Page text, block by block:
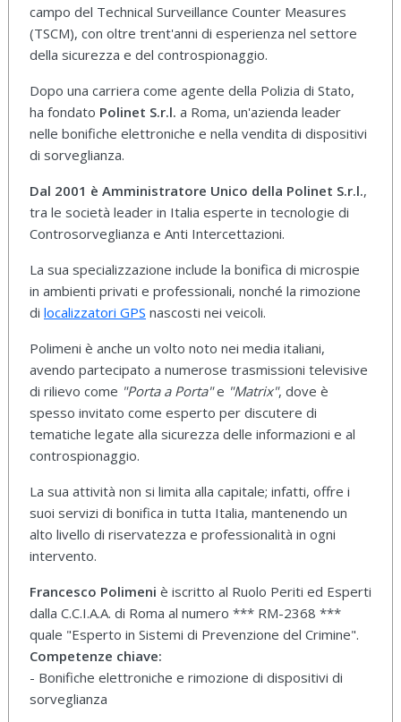
campo del Technical Surveillance Counter Measures
(TSCM), con oltre trent'anni di esperienza nel settore
della sicurezza e del controspionaggio.
Dopo una carriera come agente della Polizia di Stato,
ha fondato Polinet S.r.l. a Roma, un'azienda leader
nelle bonifiche elettroniche e nella vendita di dispositivi
di sorveglianza.
Dal 2001 è Amministratore Unico della Polinet S.r.l.,
tra le società leader in Italia esperte in tecnologie di
Controsorveglianza e Anti Intercettazioni.
La sua specializzazione include la bonifica di microspie
in ambienti privati e professionali, nonché la rimozione
di localizzatori GPS nascosti nei veicoli.
Polimeni è anche un volto noto nei media italiani,
avendo partecipato a numerose trasmissioni televisive
di rilievo come "Porta a Porta"e "Matrix", dove è
spesso invitato come esperto per discutere di
tematiche legate alla sicurezza delle informazioni e al
controspionaggio.
La sua attività non si limita alla capitale; infatti, offre i
suoi servizi di bonifica in tutta Italia, mantenendo un
alto livello di riservatezza e professionalità in ogni
intervento.
Francesco Polimeni è iscritto al Ruolo Periti ed Esperti
dalla C.C.I.A.A. di Roma al numero *** RM-2368 ***
quale "Esperto in Sistemi di Prevenzione del Crimine".
Competenze chiave:
- Bonifiche elettroniche e rimozione di dispositivi di
sorveglianza